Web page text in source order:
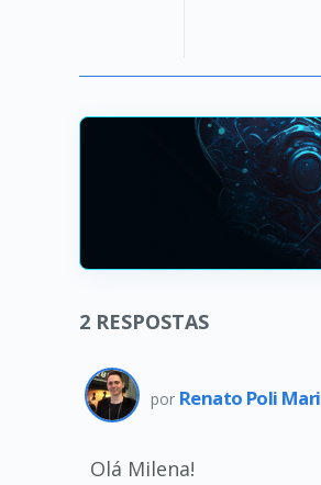
2 RESPOSTAS
por Renato Poli Mari
Olá Milena!